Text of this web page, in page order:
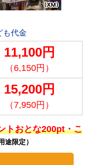
代金
11,100円
（6,150円）
15,200円
（7,950円）
トおとな200pt・こ
途限定）